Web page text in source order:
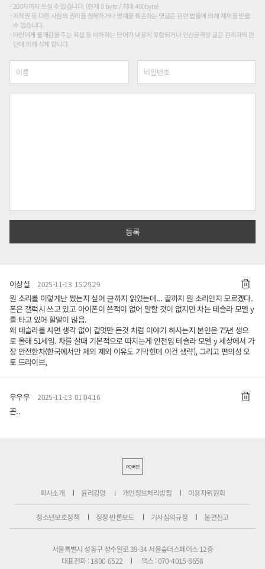
200자까지 쓰실 수 있습니다. (현재 0 byte / 최대 400byte)
저작권 등 다른 사람의 권리를 침해하거나 명예를 훼손하는 댓글은 관련 법률에 의해 제재를 받을
수 있습니다.
타인에게 불쾌감을 주는 욕설 등 비하하는 단어가 내용에 포함되거나 인신공격성 글은 관리자의 판
단에 의해 삭제 합니다.
이상실 2025-11-13 15:29:29
뭔 소리를 이렇게난 썼는지 싶어 긑까지 읽었는데... 끝까지 뭔 소리인지 모르겠다.
폰은 갤럭시 쓰고 있고 아이폰이 쓴적이 없어 말할 것이 없지만 차는 테슬라 모델 y
를 타고 있어 할말이 많음.
왜 테슬라를 사면 생각 없이 겉멋만 든것 처럼 이야기 하시는지 본인은 75년 생으
로 올해 51세임. 차를 살때 기본적으로 따지는게 안전임 테슬라 모델 y 세상에서 가
장 안전한차(한국에서만 제외 제외 이유도 기막힌데 이건 생략), 그리고 편의성 오
토 드라이브,
우우우 2025-11-13 01:04:16
꼰..
PC버전
회사소개 윤리강령 개인정보처리방침 이용자위원회
청소년보호정책 정정·반론보도 기사심의규정 불편신고
서울특별시 성동구 성수일로 39-34 서울숲더스페이스 12층
대표전화 : 1800-6522
팩스 : 070-4015-8658